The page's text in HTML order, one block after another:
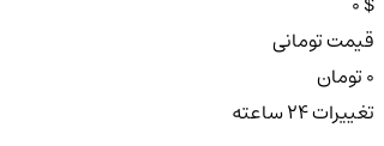
قیمت تومانی
0 تومان
تغییرات ۲۴ ساعته